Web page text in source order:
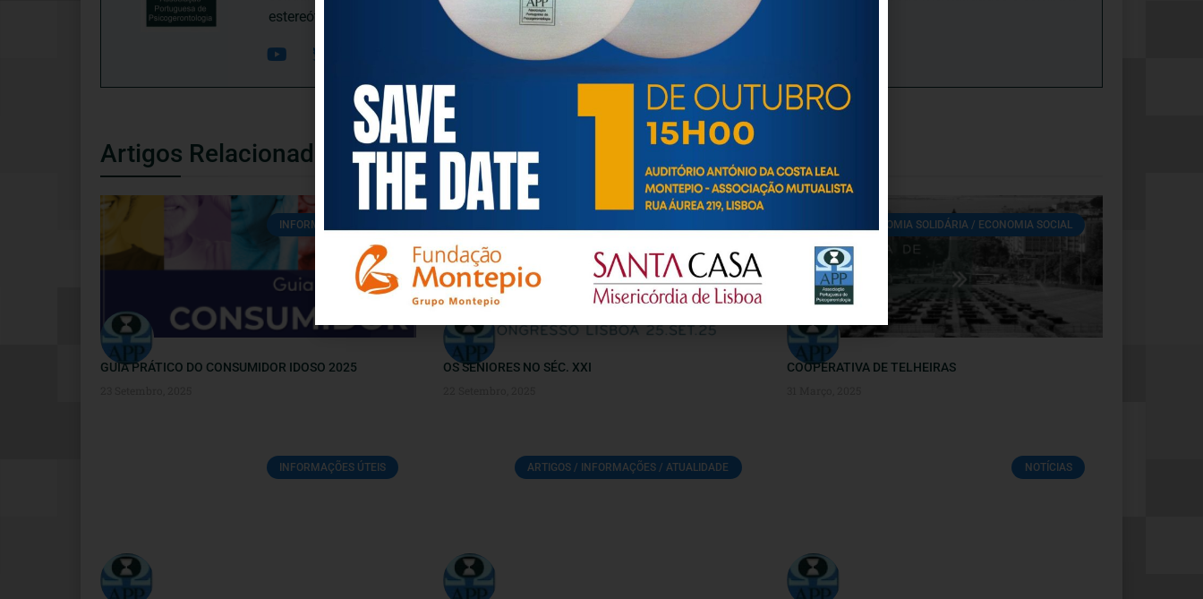
estereótipos negativos relativamente à idade e ao envelhecimento.
Artigos Relacionados
INFORMAÇÕES ÚTEIS
GUIA PRÁTICO DO CONSUMIDOR IDOSO 2025
OS SÉNIORES NO SÉC. XXI
ECONOMIA SOLIDÁRIA / ECONOMIA SOCIAL
COOPERATIVA DE TELHEIRAS
INFORMAÇÕES ÚTEIS ARTIGOS / INFORMAÇÕES / ATUALIDADE NOTÍCIAS